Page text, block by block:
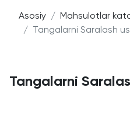
Asosiy
Mahsulotlar
Tangalarni Saralash
Tangalarni